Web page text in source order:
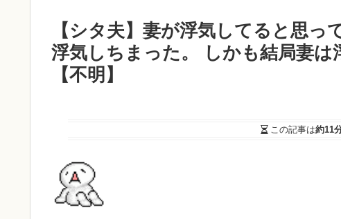
【シタ夫】妻が浮気してると思
浮気しちまった。 しかも結局妻は
【不明】
この記事は約11